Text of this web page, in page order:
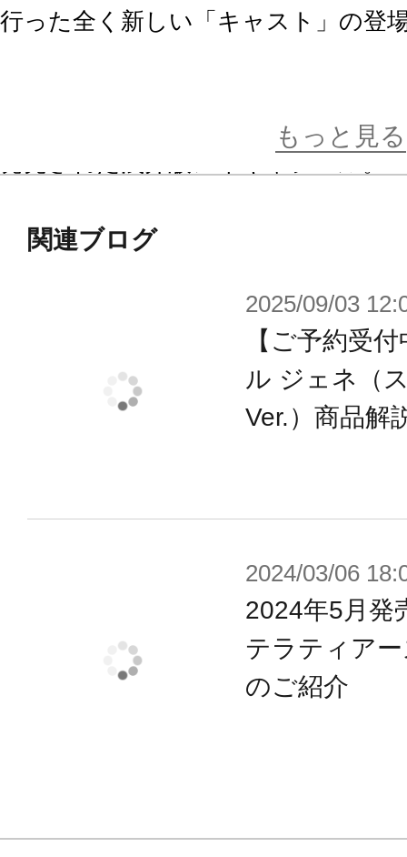
行った全く新しい「キャスト」の登
として発売され、2011年5月に1/12
そして2015年8月に「ファンタシー
型制作を行った、全く新しいキャス
ひめ しき）』として商品化します。
・シールが付属し素組でも設定に近
の最新のアクションフィギュア技巧
ンを皆様にご提供します。
※本商品は再生産につき「PC版フ
もっと見る
関連ブログ
2025/09/03
【ご予約受
ル ジェネ（
Ver.）商品解
2024/03/06
2024年5月発
テラティア
のご紹介